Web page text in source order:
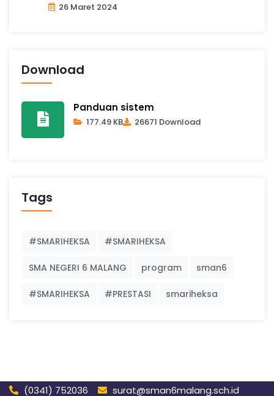
26 Maret 2024
Download
Panduan sistem
177.49 KB 26671 Download
Tags
#SMARIHEKSA #SMARIHEKSA
SMA NEGERI 6 MALANG program sman6
#SMARIHEKSA #PRESTASI smariheksa
(0341) 752036 surat@sman6malang.sch.id